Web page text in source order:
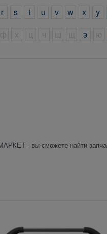
r s t u v w x y
э
- вы сможете найти